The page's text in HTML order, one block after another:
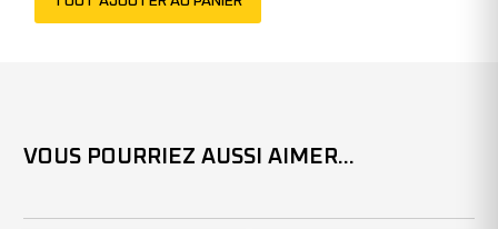
VOUS POURRIEZ AUSSI AIMER...